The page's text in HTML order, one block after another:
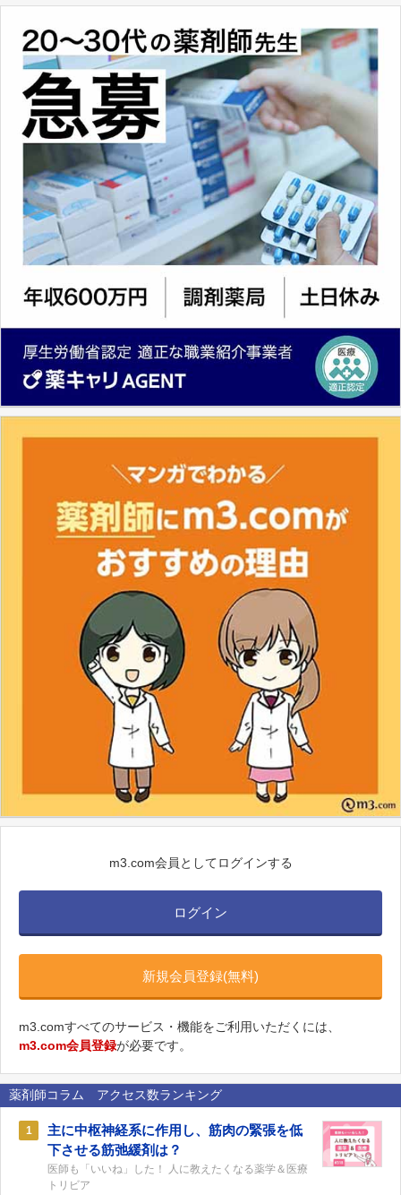
査データ、投薬歴など非常に多岐にわたる医療
データを利活用し、またシステム管理できるこ
とは、病院薬剤師を中心に大きな武器になりま
す。
m3.com会員としてログインする
ログイン
新規会員登録(無料)
m3.comすべてのサービス・機能をご利用いただくには、
m3.com会員登録が必要です。
薬剤師コラム アクセス数ランキング
1
主に中枢神経系に作用し、筋肉の緊張を低
下させる筋弛緩剤は？
医師も「いいね」した！ 人に教えたくなる薬学＆医療
トリビア